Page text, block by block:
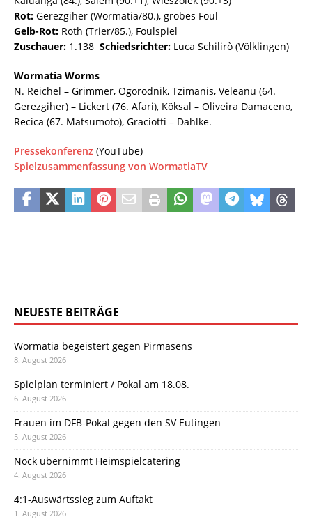
Rot: Gerezgiher (Wormatia/80.), grobes Foul
Gelb-Rot: Roth (Trier/85.), Foulspiel
Zuschauer: 1.138 Schiedsrichter: Luca Schilirò (Völklingen)
Wormatia Worms
N. Reichel – Grimmer, Ogorodnik, Tzimanis, Veleanu (64.
Gerezgiher) – Lickert (76. Afari), Köksal – Oliveira Damaceno,
Recica (67. Matsumoto), Graciotti – Dahlke.
Pressekonferenz (YouTube)
Spielzusammenfassung von WormatiaTV
NEUESTE BEITRÄGE
Wormatia begeistert gegen Pirmasens
8. August 2026
Spielplan terminiert / Pokal am 18.08.
6. August 2026
Frauen im DFB-Pokal gegen den SV Eutingen
5. August 2026
Nock übernimmt Heimspielcatering
4. August 2026
4:1-Auswärtssieg zum Auftakt
1. August 2026